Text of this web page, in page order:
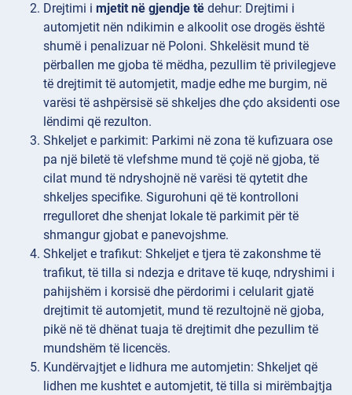
Drejtimi i mjetit në gjendje të dehur: Drejtimi i
automjetit nën ndikimin e alkoolit ose drogës është
shumë i penalizuar në Poloni. Shkelësit mund të
përballen me gjoba të mëdha, pezullim të privilegjeve
të drejtimit të automjetit, madje edhe me burgim, në
varësi të ashpërsisë së shkeljes dhe çdo aksidenti ose
lëndimi që rezulton.
Shkeljet e parkimit: Parkimi në zona të kufizuara ose
pa një biletë të vlefshme mund të çojë në gjoba, të
cilat mund të ndryshojnë në varësi të qytetit dhe
shkeljes specifike. Sigurohuni që të kontrolloni
rregulloret dhe shenjat lokale të parkimit për të
shmangur gjobat e panevojshme.
Shkeljet e trafikut: Shkeljet e tjera të zakonshme të
trafikut, të tilla si ndezja e dritave të kuqe, ndryshimi i
pahijshëm i korsisë dhe përdorimi i celularit gjatë
drejtimit të automjetit, mund të rezultojnë në gjoba,
pikë në të dhënat tuaja të drejtimit dhe pezullim të
mundshëm të licencës.
Kundërvajtjet e lidhura me automjetin: Shkeljet që
lidhen me kushtet e automjetit, të tilla si mirëmbajtja